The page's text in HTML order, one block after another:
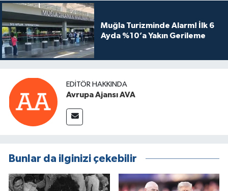
Muğla Turizminde Alarm! İlk 6
Ayda %10’a Yakın Gerileme
EDITÖR HAKKINDA
Avrupa Ajansı AVA
Bunlar da ilginizi çekebilir